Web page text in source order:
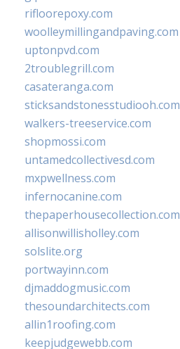
rifloorepoxy.com
woolleymillingandpaving.com
uptonpvd.com
2troublegrill.com
casateranga.com
sticksandstonesstudiooh.com
walkers-treeservice.com
shopmossi.com
untamedcollectivesd.com
mxpwellness.com
infernocanine.com
thepaperhousecollection.com
allisonwillisholley.com
solslite.org
portwayinn.com
djmaddogmusic.com
thesoundarchitects.com
allin1roofing.com
keepjudgewebb.com